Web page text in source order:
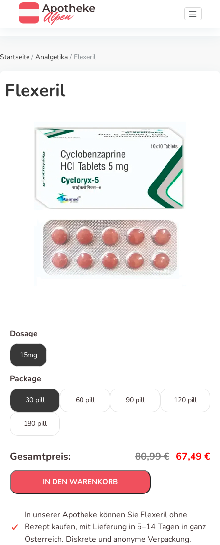
Startseite / Analgetika / Flexeril
Flexeril
Dosage
15mg
Package
30 pill 60 pill 90 pill 120 pill
180 pill
Gesamtpreis: 80,99€ 67,49 €
IN DEN WARENKORB
In unserer Apotheke können Sie Flexeril ohne
Rezept kaufen, mit Lieferung in 5–14 Tagen in ganz
Österreich. Diskrete und anonyme Verpackung.